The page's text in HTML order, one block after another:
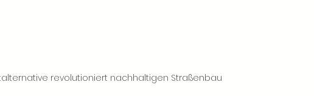
revolutioniert nachhaltigen Straßenbau